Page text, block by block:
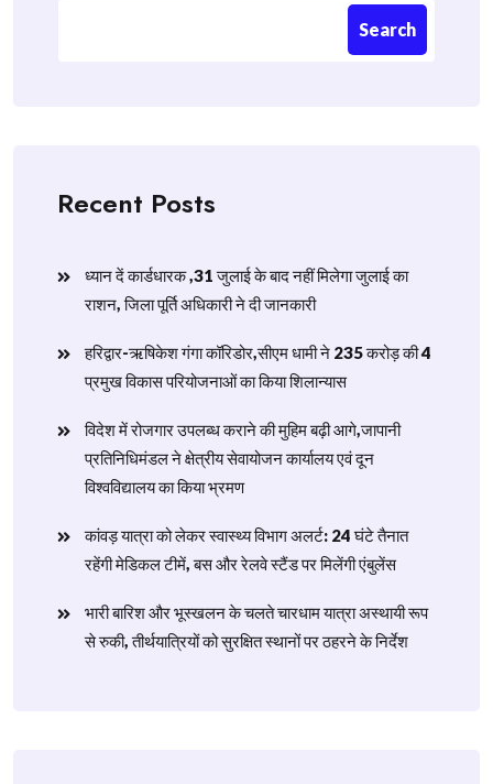
Search
Recent Posts
ध्यान दें कार्डधारक ,31 जुलाई के बाद नहीं मिलेगा जुलाई का
राशन, जिला पूर्ति अधिकारी ने दी जानकारी
हरिद्वार-ऋषिकेश गंगा कॉरिडोर,सीएम धामी ने 235 करोड़ की 4
प्रमुख विकास परियोजनाओं का किया शिलान्यास
विदेश में रोजगार उपलब्ध कराने की मुहिम बढ़ी आगे,जापानी
प्रतिनिधिमंडल ने क्षेत्रीय सेवायोजन कार्यालय एवं दून
विश्वविद्यालय का किया भ्रमण
​कांवड़ यात्रा को लेकर स्वास्थ्य विभाग अलर्ट: 24 घंटे तैनात
रहेंगी मेडिकल टीमें, बस और रेलवे स्टैंड पर मिलेंगी एंबुलेंस
​भारी बारिश और भूस्खलन के चलते चारधाम यात्रा अस्थायी रूप
से रुकी, तीर्थयात्रियों को सुरक्षित स्थानों पर ठहरने के निर्देश